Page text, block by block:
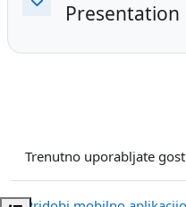
Skrči
Presentation
Trenutno uporabljate